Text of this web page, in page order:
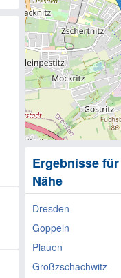
Ergebnisse
Nähe
Dresden
Goppeln
Plauen
Großzschachwitz